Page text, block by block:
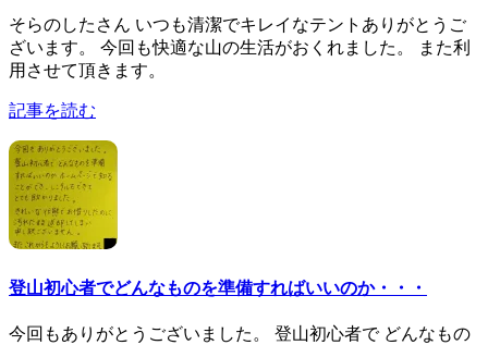
そらのしたさん いつも清潔でキレイなテントありがとうご
ざいます。 今回も快適な山の生活がおくれました。 また利
用させて頂きます。
記事を読む
登山初心者でどんなものを準備すればいいのか・・・
今回もありがとうございました。 登山初心者で どんなもの